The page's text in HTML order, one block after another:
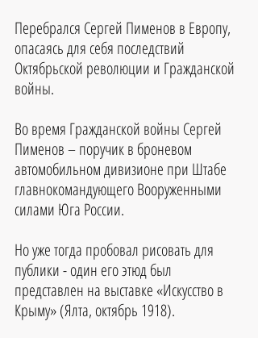
Перебрался Сергей Пименов в Европу,
опасаясь для себя последствий
Октябрьской революции и Гражданской
войны.
Во время Гражданской войны Сергей
Пименов – поручик в броневом
автомобильном дивизионе при Штабе
главнокомандующего Вооруженными
силами Юга России.
Но уже тогда пробовал рисовать для
публики - один его этюд был
представлен на выставке «Искусство в
Крыму» (Ялта, октябрь 1918).